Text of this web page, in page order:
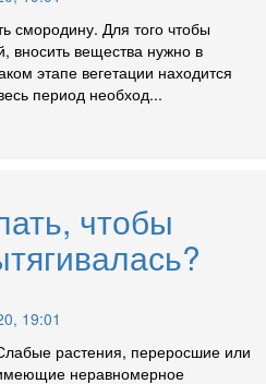
смородину. Для того чтобы
вносить вещества нужно в
этапе вегетации находится
период необход...
чтобы
19:01
растения, переросшие или
неравномерное